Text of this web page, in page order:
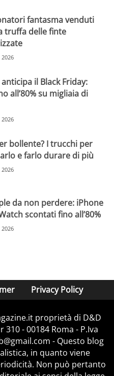
fantasma venduti
truffa delle finte
il Black Friday:
all’80% su migliaia di
bollente? I trucchi per
e farlo durare di più
da non perdere: iPhone
scontati fino all’80%
Privacy Policy
proprietà di D&D
310 - 00184 Roma - P.Iva
- Questo blog
in quanto viene
Non può pertanto